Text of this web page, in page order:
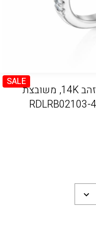
SALE
טבעת אירוסין יהלומי מעבדה, זהב 14K, משובצת